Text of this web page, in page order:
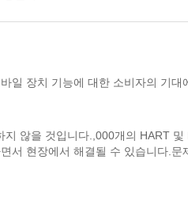
장치 기능에 대한 소비자의 기대
않을 것입니다.,000개의 HART
현장에서 해결될 수 있습니다.문